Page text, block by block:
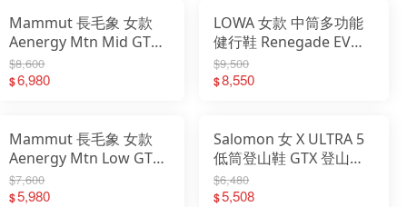
Mammut 長毛象 女款
Aenergy Mtn Mid GTX
防水中筒健行鞋 3030-
05330
$8,600
$6,980
LOWA 女款 中筒多功能
健行鞋 Renegade EVO
GTX Mid 登山鞋
LW321916
$9,500
$8,550
Mammut 長毛象 女款
Aenergy Mtn Low GTX
防水低筒越野健行鞋
3030-05310
$7,600
$5,980
Salomon 女 X ULTRA 5
低筒登山鞋 GTX 登山鞋
亂流灰/石灰/黃
L47726400
$6,480
$5,508